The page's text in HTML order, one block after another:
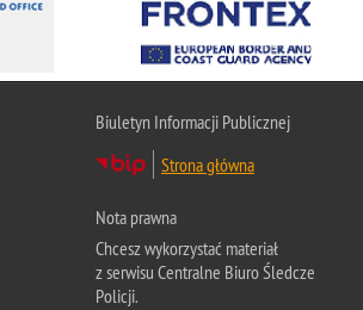
Biuletyn Informacji Publicznej
Strona główna
Nota prawna
Chcesz wykorzystać materiał
z serwisu Centralne Biuro Śledcze
Policji.